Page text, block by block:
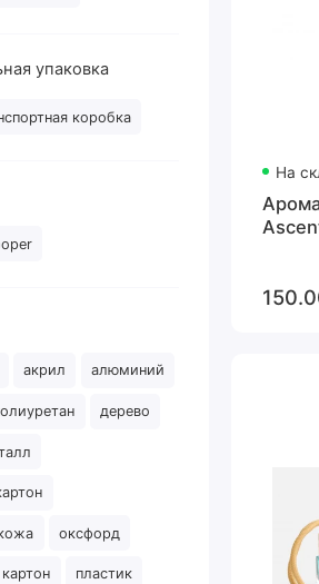
упаковка
коробка
акрил алюминий
дерево
оксфорд
пластик
На